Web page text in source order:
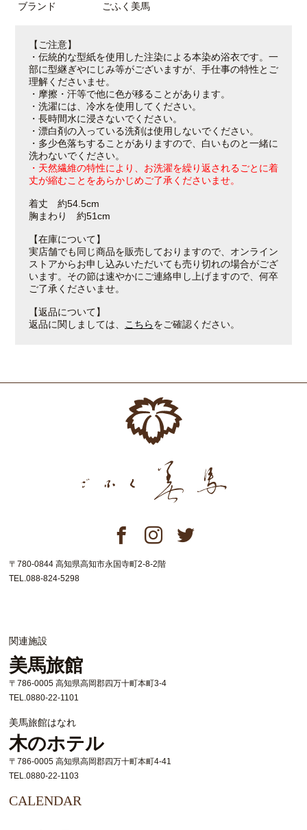
ブランド ごふく美馬
【ご注意】
・伝統的な型紙を使用した注染による本染め浴衣です。一
部に型継ぎやにじみ等がございますが、手仕事の特性とご
理解くださいませ。
・摩擦・汗等で他に色が移ることがあります。
・洗濯には、冷水を使用してください。
・長時間水に浸さないでください。
・漂白剤の入っている洗剤は使用しないでください。
・多少色落ちすることがありますので、白いものと一緒に
洗わないでください。
・天然繊維の特性により、お洗濯を繰り返されるごとに着
丈が縮むことをあらかじめご了承くださいませ。
着丈 約54.5cm
胸まわり 約51cm
【在庫について】
実店舗でも同じ商品を販売しておりますので、オンライン
ストアからお申し込みいただいても売り切れの場合がござ
います。その節は速やかにご連絡申し上げますので、何卒
ご了承くださいませ。
【返品について】
返品に関しましては、
こちらをご確認ください。
〒780-0844 高知県高知市永国寺町2-8-2階
TEL.088-824-5298
関連施設
美馬旅館
〒786-0005 高知県高岡郡四万十町本町3-4
TEL.0880-22-1101
美馬旅館はなれ
木のホテル
〒786-0005 高知県高岡郡四万十町本町4-41
TEL.0880-22-1103
CALENDAR